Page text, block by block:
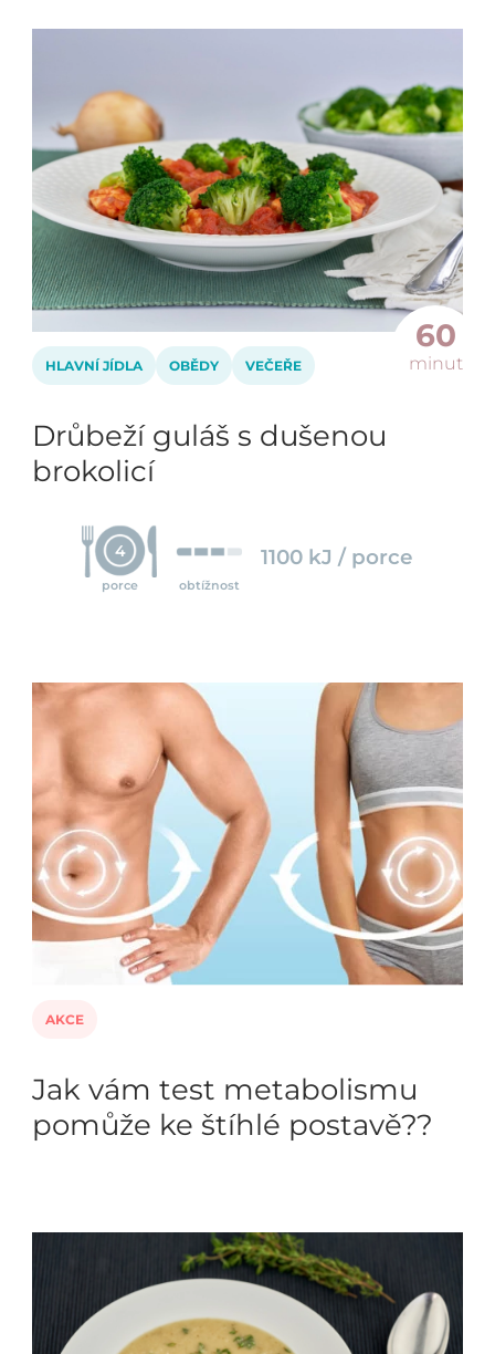
60
minut
HLAVNÍ JÍDLA OBĚDY VEČEŘE
Drůbeží guláš s dušenou
brokolicí
4
porce obtížnost
1100 kJ / porce
AKCE
Jak vám test metabolismu
pomůže ke štíhlé postavě??